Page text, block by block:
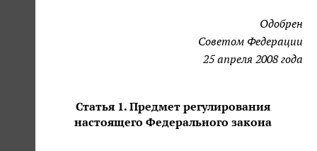
Одобрен
Советом Федерации
25 апреля 2008 года
Статья 1. Предмет регулирования
настоящего Федерального закона